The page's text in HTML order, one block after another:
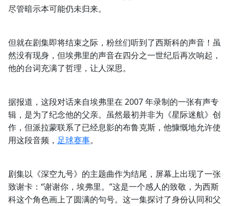
尽管暗示本可能仍未归来。
但就在剧集即将结束之际，粉丝们听到了西斯科的声音！虽
然没有现身，但埃弗里的声音在四分之一世纪后再次响起，
他的台词充满了哲理，让人深思。
据报道，这段对话来自埃弗里在 2007 年录制的一张有声专
辑，是为了纪念他的父亲。虽然最初并非为《星际迷航》创
作，但派拉蒙联系了已经息影的布鲁克斯，他慷慨地允许使
用这段音频， 足球赛事。
剧集以《深空九号》的主题曲作为结尾，屏幕上出现了一张
致谢卡：“谢谢你，埃弗里。”这是一个感人的致敬，为西斯
科这个角色画上了圆满的句号。这一集探讨了身份认同和父